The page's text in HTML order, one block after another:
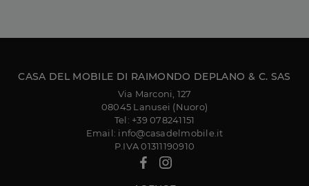
CASA DEL MOBILE DI RAIMONDO DEPLANO & C. SAS
Via Marconi, 127
08045 Lanusei (Nuoro)
Tel: +39 078241151
Email: info@casadelmobile.it
P.IVA 01311190910